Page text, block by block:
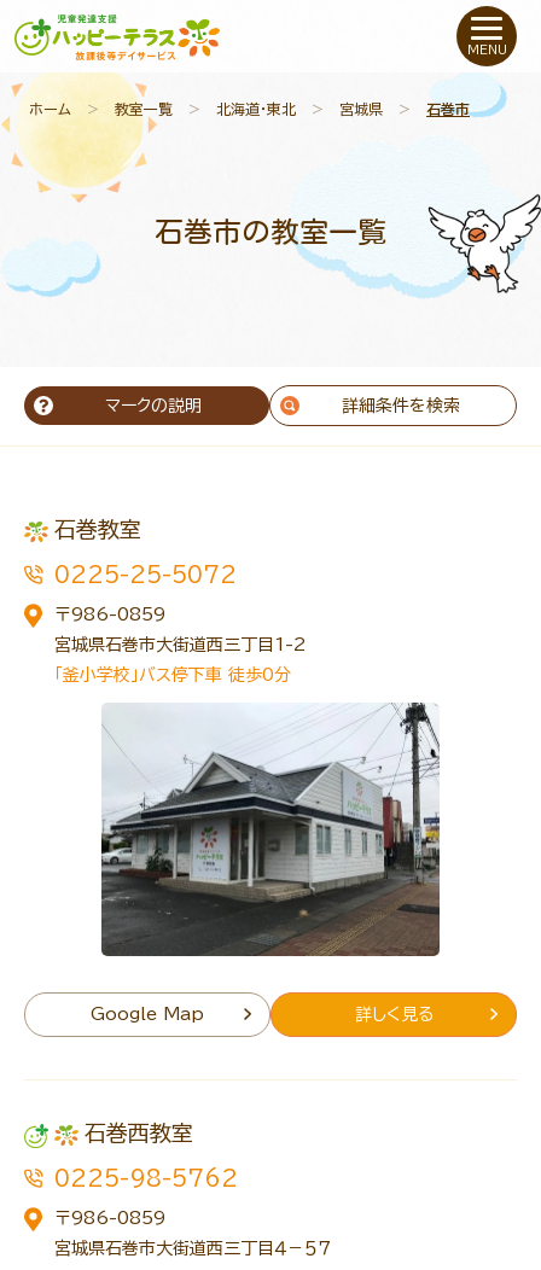
私たちについて
未就学のお子さま（０〜６才）
小学生〜高校生の
支援事例
教室一覧
トレキング DIDIM
MENU
ホーム ＞ 教室一覧 ＞ 北海道・東北 ＞ 宮城県 ＞ 石巻市
石巻市の教室一覧
マークの説明 詳細条件を検索
石巻教室
0225-25-5072
〒986-0859
宮城県石巻市大街道西三丁目1-2
「釜小学校」バス停下車 徒歩0分
Google Map 詳しく見る
石巻西教室
0225-98-5762
〒986-0859
宮城県石巻市大街道西三丁目４－５７